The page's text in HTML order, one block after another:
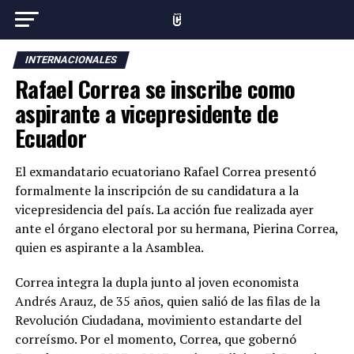
INTERNACIONALES
Rafael Correa se inscribe como
aspirante a vicepresidente de
Ecuador
El exmandatario ecuatoriano Rafael Correa presentó
formalmente la inscripción de su candidatura a la
vicepresidencia del país. La acción fue realizada ayer
ante el órgano electoral por su hermana, Pierina Correa,
quien es aspirante a la Asamblea.
Correa integra la dupla junto al joven economista
Andrés Arauz, de 35 años, quien salió de las filas de la
Revolución Ciudadana, movimiento estandarte del
correísmo. Por el momento, Correa, que gobernó